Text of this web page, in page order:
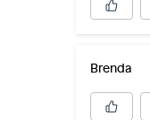
Brenda